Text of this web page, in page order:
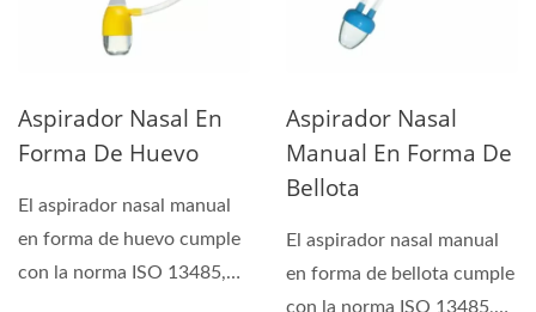
Aspirador Nasal En
Forma De Huevo
El aspirador nasal manual
en forma de huevo cumple
con la norma ISO 13485,
Aspirador Nasal
Manual En Forma De
Bellota
El aspirador nasal manual
en forma de bellota cumple
con la norma ISO 13485,